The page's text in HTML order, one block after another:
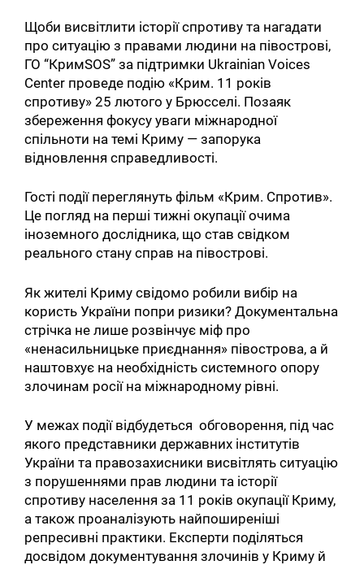
Щоби висвітлити історії спротиву та нагадати
про ситуацію з правами людини на півострові,
ГО “КримSOS” за підтримки Ukrainian Voices
Center проведе подію «Крим. 11 років
спротиву» 25 лютого у Брюсселі. Позаяк
збереження фокусу уваги міжнародної
спільноти на темі Криму — запорука
відновлення справедливості.
Гості події переглянуть фільм «Крим. Спротив».
Це погляд на перші тижні окупації очима
іноземного дослідника, що став свідком
реального стану справ на півострові.
Як жителі Криму свідомо робили вибір на
користь України попри ризики? Документальна
стрічка не лише розвінчує міф про
«ненасильницьке приєднання» півострова, а й
наштовхує на необхідність системного опору
злочинам росії на міжнародному рівні.
У межах події відбудеться обговорення, під час
якого представники державних інститутів
України та правозахисники висвітлять ситуацію
з порушеннями прав людини та історії
спротиву населення за 11 років окупації Криму,
а також проаналізують найпоширеніші
репресивні практики. Експерти поділяться
досвідом документування злочинів у Криму й